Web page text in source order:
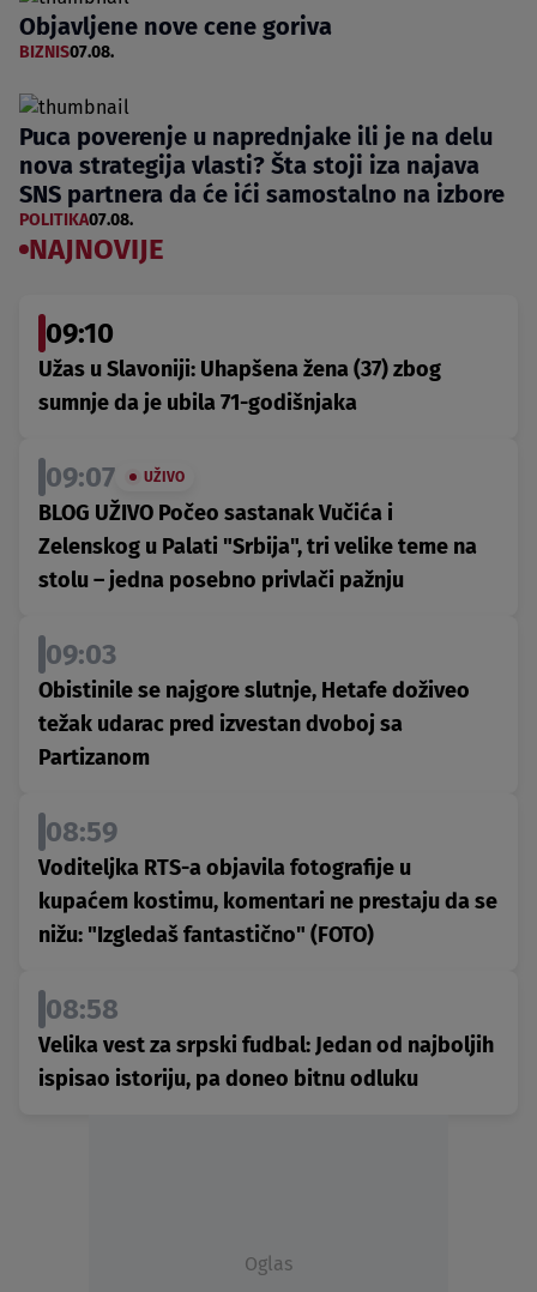
Objavljene nove cene goriva
BIZNIS07.08.
Puca poverenje u naprednjake ili je na delu
nova strategija vlasti? Šta stoji iza najava
SNS partnera da će ići samostalno na izbore
POLITIKA07.08.
NAJNOVIJE
09:10
Užas u Slavoniji: Uhapšena žena (37) zbog
sumnje da je ubila 71-godišnjaka
09:07 UŽIVO
BLOG UŽIVO Počeo sastanak Vučića i
Zelenskog u Palati "Srbija", tri velike teme na
stolu – jedna posebno privlači pažnju
09:03
Obistinile se najgore slutnje, Hetafe doživeo
težak udarac pred izvestan dvoboj sa
Partizanom
08:59
Voditeljka RTS-a objavila fotografije u
kupaćem kostimu, komentari ne prestaju da se
nižu: "Izgledaš fantastično" (FOTO)
08:58
Velika vest za srpski fudbal: Jedan od najboljih
ispisao istoriju, pa doneo bitnu odluku
Oglas